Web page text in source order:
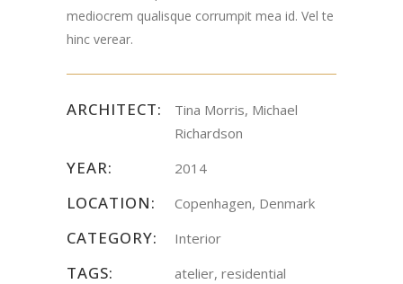
mediocrem qualisque corrumpit mea id. Vel te
hinc verear.
ARCHITECT:
Tina Morris, Michael
Richardson
YEAR: 2014
LOCATION: Copenhagen, Denmark
CATEGORY: Interior
TAGS: atelier, residential